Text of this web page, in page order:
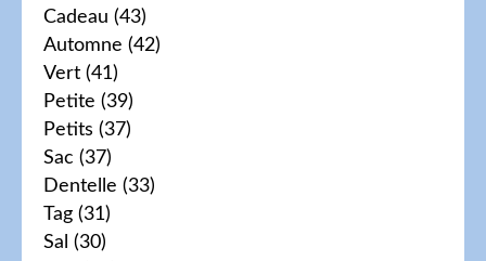
Cadeau (43)
Automne (42)
Vert (41)
Petite (39)
Petits (37)
Sac (37)
Dentelle (33)
Tag (31)
Sal (30)